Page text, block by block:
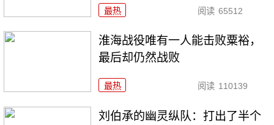
最热 阅读 65512
淮海战役唯有一人能击败粟裕，
最后却仍然战败
最热 阅读 110139
刘伯承的幽灵纵队：打出了半个